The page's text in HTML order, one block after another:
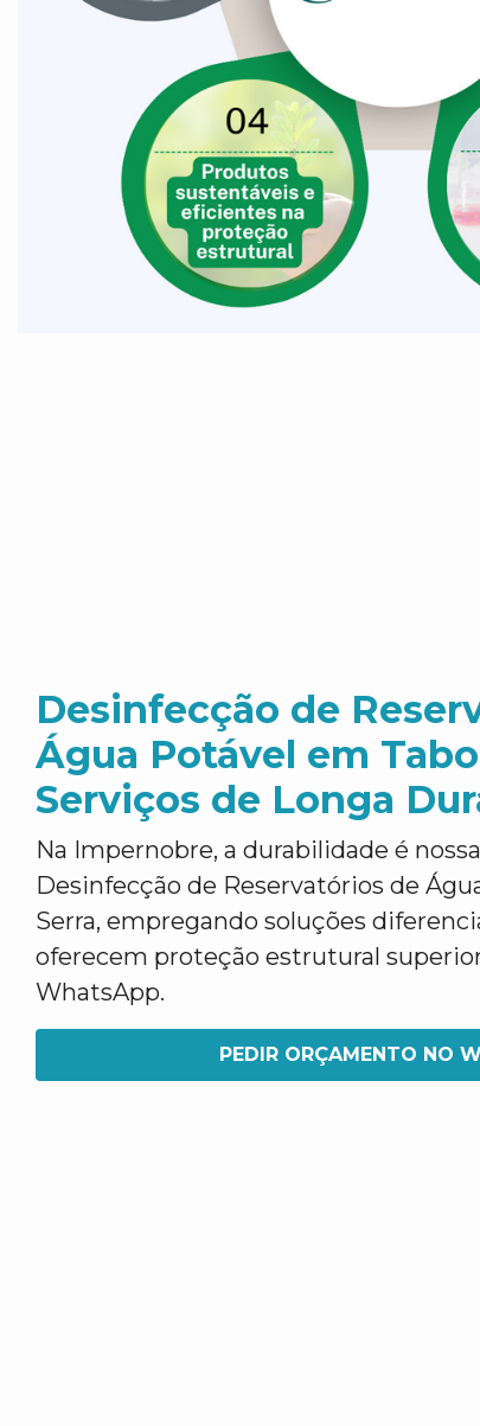
Desinfecção de
Água Potável em
Serviços de Longa
Na Impernobre, a durabilidade é
Desinfecção de Reservatórios de
Serra, empregando soluções
oferecem proteção estrutural
WhatsApp.
PEDIR ORÇAMENTO NO